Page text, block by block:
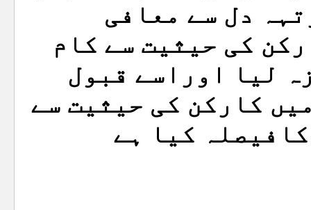
دل سے معافی
کی حیثیت سے کام
لیا اوراسے قبول
کارکن کی حیثیت سے
کیا ہے